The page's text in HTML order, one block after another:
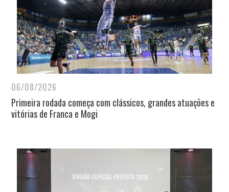
06/08/2026
Primeira rodada começa com clássicos, grandes atuações e
vitórias de Franca e Mogi